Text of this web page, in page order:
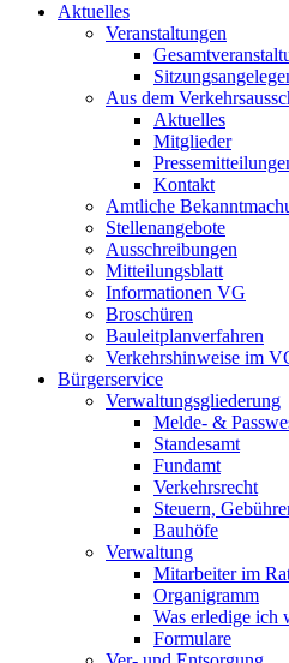
Aktuelles
Veranstaltungen
Aus dem
Aktuelles
Mitglieder
Kontakt
Amtliche
Stellenangebote
Ausschreibungen
Mitteilungsblatt
Informationen VG
Broschüren
Bauleitplanverfahren
Verkehrshinweise im
Bürgerservice
Verwaltungsgliederung
Melde- &
Standesamt
Fundamt
Verkehrsrecht
Steuern,
Bauhöfe
Verwaltung
Mitarbeiter im
Organigramm
Was erledige ich
Formulare